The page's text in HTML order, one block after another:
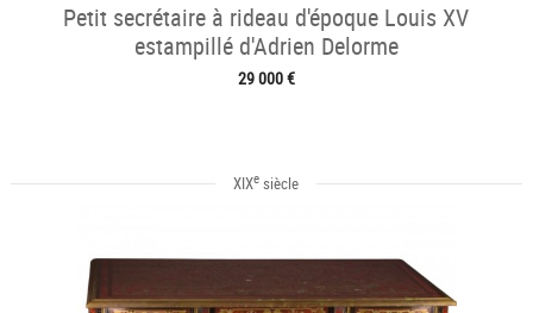
Petit secrétaire à rideau d'époque Louis XV
estampillé d'Adrien Delorme
29 000 €
XIXe siècle